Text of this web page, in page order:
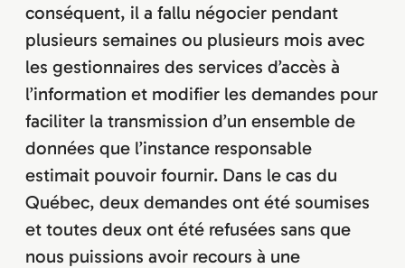
conséquent, il a fallu négocier pendant
plusieurs semaines ou plusieurs mois avec
les gestionnaires des services d’accès à
l’information et modifier les demandes pour
faciliter la transmission d’un ensemble de
données que l’instance responsable
estimait pouvoir fournir. Dans le cas du
Québec, deux demandes ont été soumises
et toutes deux ont été refusées sans que
nous puissions avoir recours à une